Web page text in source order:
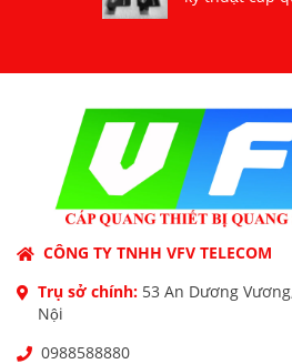
CÔNG TY TNHH VFV TELECOM
Trụ sở chính: 53 An Dương
Nội
0988588880